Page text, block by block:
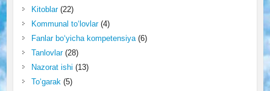
Kitoblar(22)
Kommunal to‘lovlar(4)
Fanlar bo‘yicha kompetensiya(6)
Tanlovlar(28)
Nazorat ishi (13)
To‘garak(5)